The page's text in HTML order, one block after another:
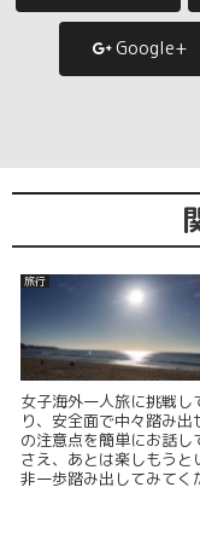
Google+
旅行
女子海外一人旅に挑戦
り、安全面で中々踏み
の注意点を簡単にお話
さえ、あとは楽しもう
非一歩踏み出してみて